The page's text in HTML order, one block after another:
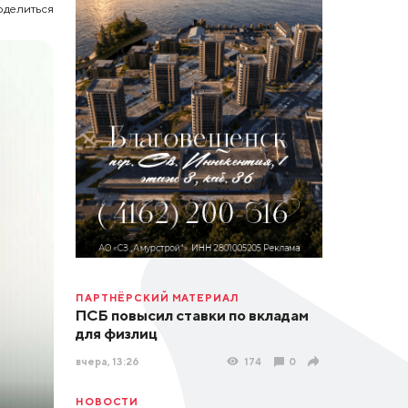
ПАРТНЁРСКИЙ МАТЕРИАЛ
ПСБ повысил ставки по вкладам
для физлиц
вчера, 13:26 174 0
НОВОСТИ